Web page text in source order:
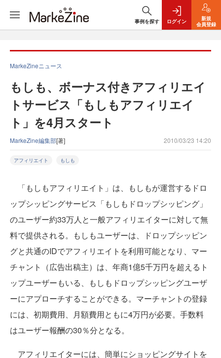
事例を探す ログイン
新規
会員登録
MarkeZineニュース
もしも、ボーナス付きアフィリエイ
トサービス「もしもアフィリエイ
ト」を4月スタート
MarkeZine編集部[著] 2010/03/23 14:20
アフィリエイト もしも
「もしもアフィリエイト」は、もしもが運営するドロ
ップシッピングサービス「もしもドロップシッピング」
のユーザー約33万人と一般アフィリエイターに対して無
料で提供される。もしもユーザーは、ドロップシッピン
グと共通のIDでアフィリエイトを利用可能となり、マー
チャント（広告出稿主）は、年商1億5千万円を超えるト
ップユーザーもいる、もしもドロップシッピングユーザ
ーにアプローチすることができる。マーチャントの登録
には、初期費用、月額費用ともに4万円が必要。手数料
はユーザー報酬の30％分となる。
アフィリエイターには、簡単にショッピングサイトを